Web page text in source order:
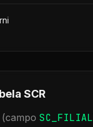
SCR
(campo SC_FILIAL